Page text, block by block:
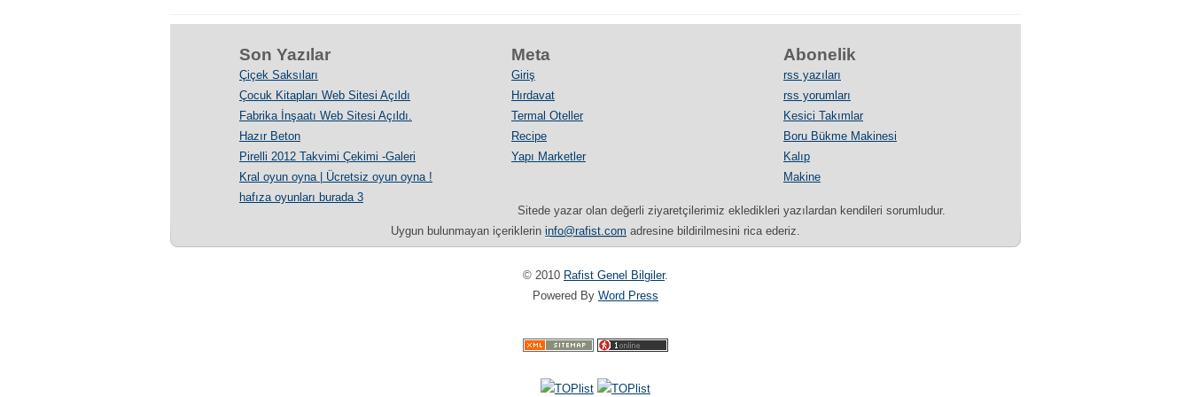
Son Yazılar
Çiçek Saksıları
Çocuk Kitapları Web Sitesi Açıldı
Fabrika İnşaatı Web Sitesi Açıldı.
Hazır Beton
Pirelli 2012 Takvimi Çekimi -Galeri
Kral oyun oyna | Ücretsiz oyun oyna !
hafıza oyunları burada 3
Meta
Giriş
Hırdavat
Termal Oteller
Recipe
Yapı Marketler
Abonelik
rss yazıları
rss yorumları
Kesici Takımlar
Boru Bükme Makinesi
Kalıp
Makine
Sitede yazar olan değerli ziyaretçilerimiz ekledikleri yazılardan kendileri sorumludur.
Uygun bulunmayan içeriklerin info@rafist.com adresine bildirilmesini rica ederiz.
© 2010 Rafist Genel Bilgiler.
Powered By Word Press